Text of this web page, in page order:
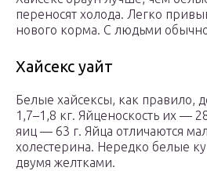
переносят холода. Легко
нового корма. С людьми
Хайсекс уайт
Белые хайсексы, как правило,
1,7–1,8 кг. Яйценоскость их —
яиц — 63 г. Яйца отличаются
холестерина. Нередко белые
двумя желтками.